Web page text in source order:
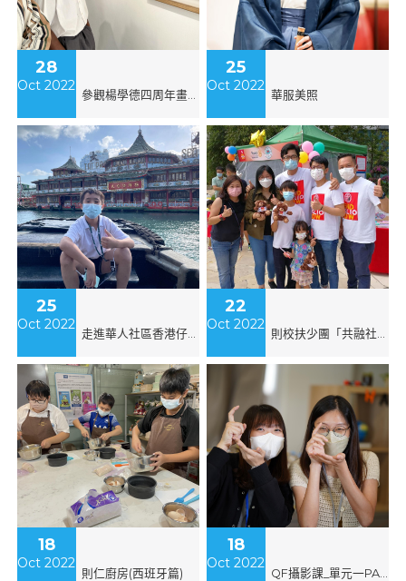
28
Oct 2022
參觀楊學德四周年畫展《今天不唱情歌》
25
Oct 2022
華服美照
25
Oct 2022
走進華人社區香港仔避風塘體驗遊
22
Oct 2022
則校扶少團「共融社會 根除小兒麻痺 2022」 義工服務
18
Oct 2022
則仁廚房(西班牙篇)
18
Oct 2022